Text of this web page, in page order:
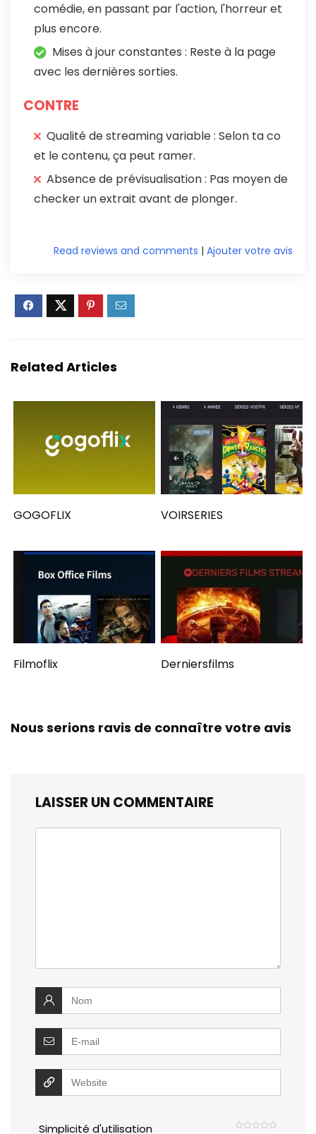
comédie, en passant par l'action, l'horreur et
plus encore.
Mises à jour constantes : Reste à la page
avec les dernières sorties.
CONTRE
Qualité de streaming variable : Selon ta co
et le contenu, ça peut ramer.
Absence de prévisualisation : Pas moyen de
checker un extrait avant de plonger.
Ajouter votre avis
|
Read reviews and comments
Related Articles
GOGOFLIX VOIRSERIES
Filmoflix Derniersfilms
Nous serions ravis de connaître votre avis
LAISSER UN COMMENTAIRE
Simplicité d'utilisation